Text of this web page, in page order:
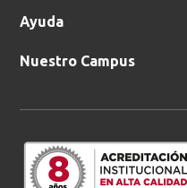
Ayuda
Nuestro Campus